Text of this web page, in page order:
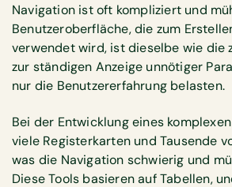
Navigation ist oft kompliziert und
Benutzeroberfläche, die zum
verwendet wird, ist dieselbe wie die
zur ständigen Anzeige unnötiger
nur die Benutzererfahrung belasten.
Bei der Entwicklung eines
viele Registerkarten und Tausende
was die Navigation schwierig und
Diese Tools basieren auf Tabellen,